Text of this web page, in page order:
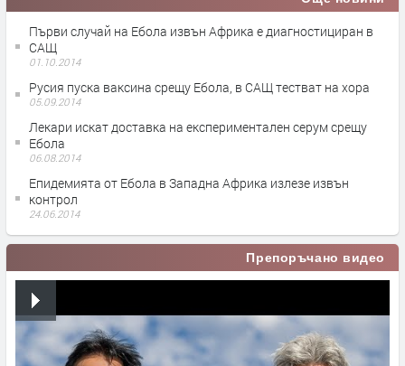
Първи случай на Ебола извън Африка е диагностициран в
САЩ
01.10.2014
Русия пуска ваксина срещу Ебола, в САЩ тестват на хора
05.09.2014
Лекари искат доставка на експериментален серум срещу
Ебола
06.08.2014
Епидемията от Ебола в Западна Африка излезе извън
контрол
24.06.2014
Препоръчано видео